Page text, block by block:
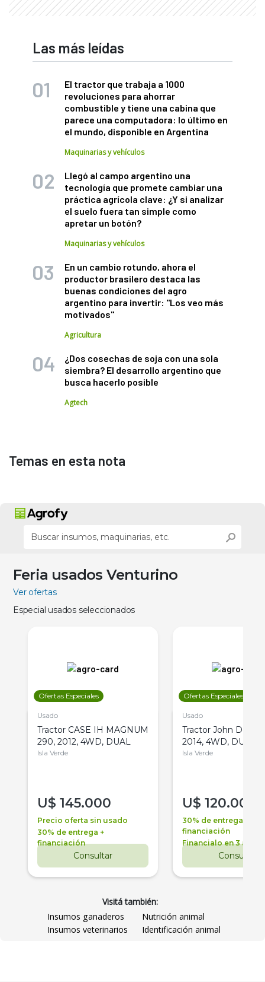
Las más leídas
El tractor que trabaja a 1000
revoluciones para ahorrar
combustible y tiene una cabina que
parece una computadora: lo último en
el mundo, disponible en Argentina
Maquinarias y vehículos
Llegó al campo argentino una
tecnología que promete cambiar una
práctica agrícola clave: ¿Y si analizar
el suelo fuera tan simple como
apretar un botón?
Maquinarias y vehículos
En un cambio rotundo, ahora el
productor brasilero destaca las
buenas condiciones del agro
argentino para invertir: "Los veo más
motivados"
Agricultura
¿Dos cosechas de soja con una sola
siembra? El desarrollo argentino que
busca hacerlo posible
Agtech
Temas en esta nota
Feria usados Venturino
Ver ofertas
Especial usados seleccionados
Ofertas Especiales
Usado
Tractor CASE IH MAGNUM
290, 2012, 4WD, DUAL
Isla Verde
U$ 145.000
Precio oferta sin usado
30% de entrega +
financiación
Consultar
Ofertas Especiales
Usado
Tractor John Deere
2014, 4WD, DUAL
Isla Verde
U$ 120.000
30% de entrega +
financiación
Financialo en 3 años
Consultar
Visitá también:
Insumos ganaderos
Nutrición animal
Insumos veterinarios
Identificación animal